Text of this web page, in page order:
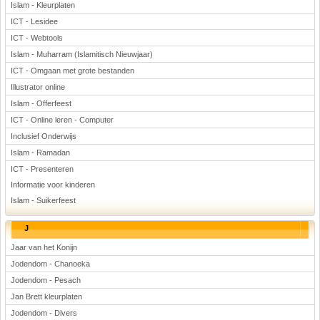
Islam - Kleurplaten
ICT - Lesidee
ICT - Webtools
Islam - Muharram (Islamitisch Nieuwjaar)
ICT - Omgaan met grote bestanden
Illustrator online
Islam - Offerfeest
ICT - Online leren - Computer
Inclusief Onderwijs
Islam - Ramadan
ICT - Presenteren
Informatie voor kinderen
Islam - Suikerfeest
J
Jaar van het Konijn
Jodendom - Chanoeka
Jodendom - Pesach
Jan Brett kleurplaten
Jodendom - Divers